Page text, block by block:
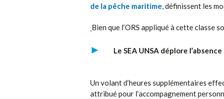
de la pêche maritime, définissent les
Bien que l’ORS appliqué à cette classe
Le SEA UNSA déplore
Un volant d’heures supplémentaires
attribué pour l’accompagnement